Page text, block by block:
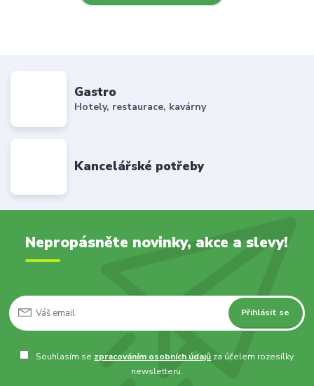
Gastro
Hotely, restaurace, kavárny
Kancelářské potřeby
Nepropásněte novinky, akce a slevy!
Přihlásit se
Souhlasím se zpracováním osobních údajů za účelem rozesílky
newsletteru.